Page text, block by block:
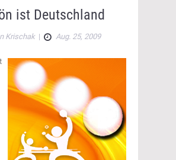
ist Deutschland
Krischak| Aug. 25, 2009